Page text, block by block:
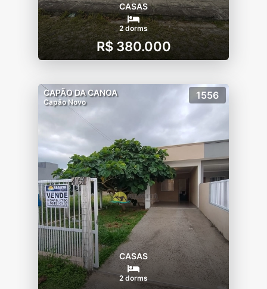
CASAS
2 dorms
R$ 380.000
CAPÃO DA CANOA
Capão Novo
1556
CASAS
2 dorms